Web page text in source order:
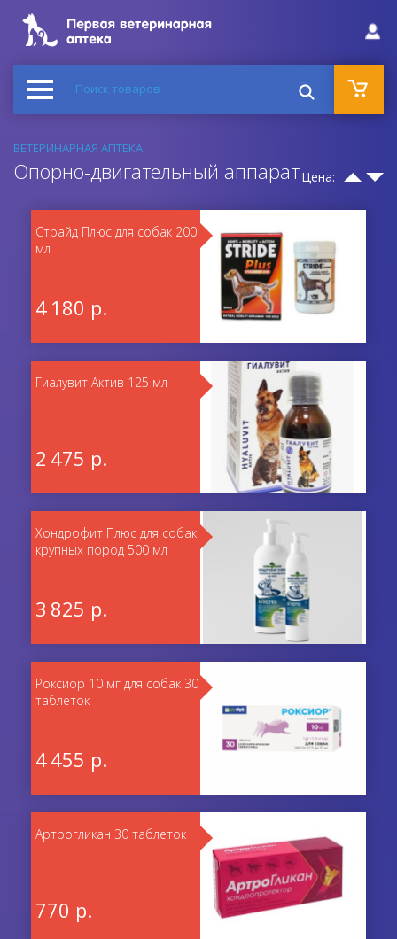
Поиск товаров
ВЕТЕРИНАРНАЯ АПТЕКА
Опорно-двигательный аппаратЦена:
Страйд Плюс для собак 200
мл
4 180 р.
Гиалувит Актив 125 мл
2 475 р.
Хондрофит Плюс для собак
крупных пород 500 мл
3 825 р.
Роксиор 10 мг для собак 30
таблеток
4 455 р.
Артрогликан 30 таблеток
770 р.